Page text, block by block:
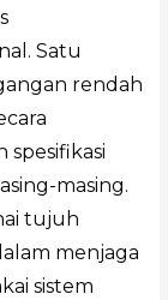
Satu
rendah
masing.
tujuh
menjaga
sistem